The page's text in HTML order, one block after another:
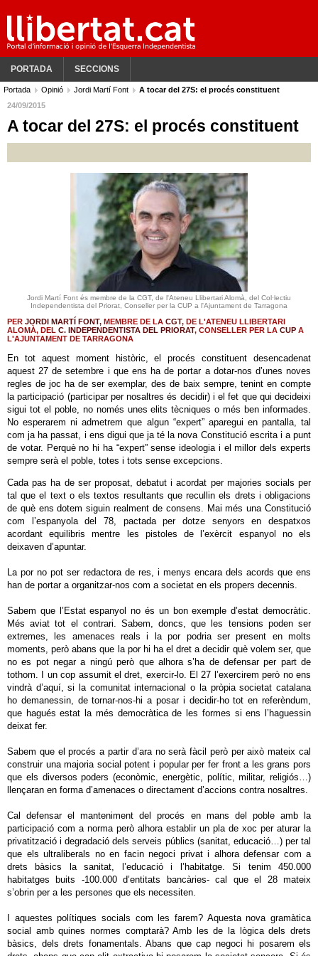
PORTADA SECCIONS
Portada Opinió Jordi Martí Font
A tocar del 27S: el procés constituent
24/09/2015
A tocar del 27S: el procés constituent
Jordi Martí Font és membre de la CGT, de l'Ateneu Llibertari Alomà, del Col·lectiu
Independentista del Priorat, Conseller per la CUP a l'Ajuntament de Tarragona
PER JORDI MARTÍ FONT, MEMBRE DE LA CGT, DE L'ATENEU LLIBERTARI
ALOMÀ, DEL C. INDEPENDENTISTA DEL PRIORAT, CONSELLER PER LA CUP A
L'AJUNTAMENT DE TARRAGONA
En tot aquest moment històric, el procés constituent desencadenat
aquest 27 de setembre i que ens ha de portar a dotar-nos d’unes noves
regles de joc ha de ser exemplar, des de baix sempre, tenint en compte
la participació (participar per nosaltres és decidir) i el fet que qui decideixi
sigui tot el poble, no només unes elits tècniques o més ben informades.
No esperarem ni admetrem que algun “expert” aparegui en pantalla, tal
com ja ha passat, i ens digui que ja té la nova Constitució escrita i a punt
de votar. Perquè no hi ha “expert” sense ideologia i el millor dels experts
sempre serà el poble, totes i tots sense excepcions.
Cada pas ha de ser proposat, debatut i acordat per majories socials per
tal que el text o els textos resultants que recullin els drets i obligacions
de què ens dotem siguin realment de consens. Mai més una Constitució
com l’espanyola del 78, pactada per dotze senyors en despatxos
acordant equilibris mentre les pistoles de l’exèrcit espanyol no els
deixaven d’apuntar.
La por no pot ser redactora de res, i menys encara dels acords que ens
han de portar a organitzar-nos com a societat en els propers decennis.
Sabem que l’Estat espanyol no és un bon exemple d’estat democràtic.
Més aviat tot el contrari. Sabem, doncs, que les tensions poden ser
extremes, les amenaces reals i la por podria ser present en molts
moments, però abans que la por hi ha el dret a decidir què volem ser, que
no es pot negar a ningú però que alhora s’ha de defensar per part de
tothom. I un cop assumit el dret, exercir-lo. El 27 l’exercirem però no ens
vindrà d’aquí, si la comunitat internacional o la pròpia societat catalana
ho demanessin, de tornar-nos-hi a posar i decidir-ho tot en referèndum,
que hagués estat la més democràtica de les formes si ens l’haguessin
deixat fer.
Sabem que el procés a partir d’ara no serà fàcil però per això mateix cal
construir una majoria social potent i popular per fer front a les grans pors
que els diversos poders (econòmic, energètic, polític, militar, religiós…)
llençaran en forma d’amenaces o directament d’accions contra nosaltres.
Cal defensar el manteniment del procés en mans del poble amb la
participació com a norma però alhora establir un pla de xoc per aturar la
privatització i degradació dels serveis públics (sanitat, educació…) per tal
que els ultraliberals no en facin negoci privat i alhora defensar com a
drets bàsics la sanitat, l’educació i l’habitatge. Si tenim 450.000
habitatges buits -100.000 d’entitats bancàries- cal que el 28 mateix
s’obrin per a les persones que els necessiten.
I aquestes polítiques socials com les farem? Aquesta nova gramàtica
social amb quines normes comptarà? Amb les de la lògica dels drets
bàsics, dels drets fonamentals. Abans que cap negoci hi posarem els